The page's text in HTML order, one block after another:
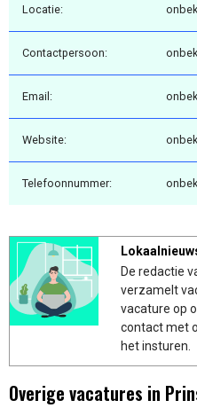
Locatie:
Contactpersoon:
Email:
Website:
Telefoonnummer:
De redactie
verzamelt
vacature op
contact met
het insturen.
Overige vacatures in